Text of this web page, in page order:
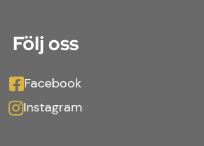
Följ oss
Facebook
Instagram